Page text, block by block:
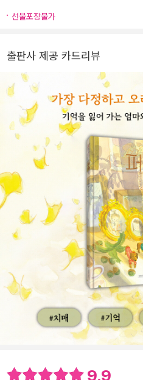
선물포장불가
출판사 제공 카드리뷰
9.9